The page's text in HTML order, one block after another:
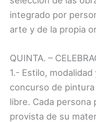
integrado por
arte y de la propia
QUINTA. –
1.- Estilo,
concurso de
libre. Cada
provista de su